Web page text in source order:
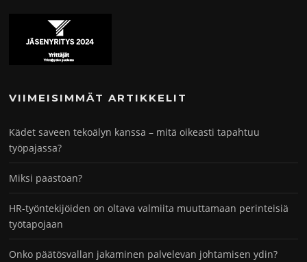
VIIMEISIMMÄT ARTIKKELIT
Kädet saveen tekoälyn kanssa – mitä oikeasti tapahtuu
työpajassa?
Miksi paastoan?
HR-työntekijöiden on oltava valmiita muuttamaan perinteisiä
työtapojaan
Onko päätösvallan jakaminen palvelevan johtamisen ydin?